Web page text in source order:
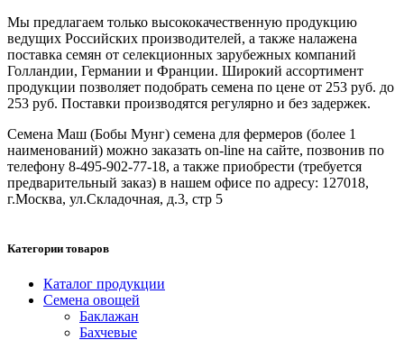
Мы предлагаем только высококачественную продукцию
ведущих Российских производителей, а также налажена
поставка семян от селекционных зарубежных компаний
Голландии, Германии и Франции. Широкий ассортимент
продукции позволяет подобрать семена по цене от 253 руб. до
253 руб. Поставки производятся регулярно и без задержек.
Семена Маш (Бобы Мунг) семена для фермеров (более 1
наименований) можно заказать on-line на сайте, позвонив по
телефону 8-495-902-77-18, а также приобрести (требуется
предварительный заказ) в нашем офисе по адресу: 127018,
г.Москва, ул.Складочная, д.3, стр 5
Категории товаров
Каталог продукции
Семена овощей
Баклажан
Бахчевые